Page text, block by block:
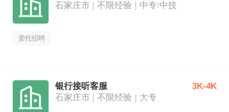
石家庄市
不限经验 中专/中技
委托招聘
银行接听客服
石家庄市
不限经验 大专
3K-4K